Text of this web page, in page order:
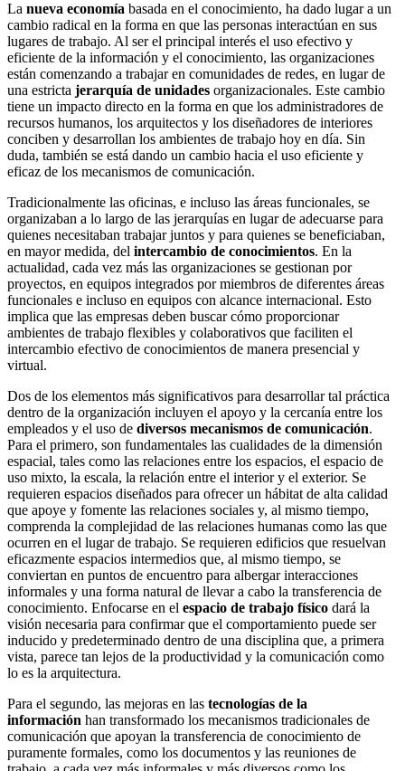
La nueva economía basada en el conocimiento, ha dado lugar a un
cambio radical en la forma en que las personas interactúan en sus
lugares de trabajo. Al ser el principal interés el uso efectivo y
eficiente de la información y el conocimiento, las organizaciones
están comenzando a trabajar en comunidades de redes, en lugar de
una estricta jerarquía de unidades organizacionales. Este cambio
tiene un impacto directo en la forma en que los administradores de
recursos humanos, los arquitectos y los diseñadores de interiores
conciben y desarrollan los ambientes de trabajo hoy en día. Sin
duda, también se está dando un cambio hacia el uso eficiente y
eficaz de los mecanismos de comunicación.
Tradicionalmente las oficinas, e incluso las áreas funcionales, se
organizaban a lo largo de las jerarquías en lugar de adecuarse para
quienes necesitaban trabajar juntos y para quienes se beneficiaban,
en mayor medida, del intercambio de conocimientos. En la
actualidad, cada vez más las organizaciones se gestionan por
proyectos, en equipos integrados por miembros de diferentes áreas
funcionales e incluso en equipos con alcance internacional. Esto
implica que las empresas deben buscar cómo proporcionar
ambientes de trabajo flexibles y colaborativos que faciliten el
intercambio efectivo de conocimientos de manera presencial y
virtual.
Dos de los elementos más significativos para desarrollar tal práctica
dentro de la organización incluyen el apoyo y la cercanía entre los
empleados y el uso de diversos mecanismos de comunicación.
Para el primero, son fundamentales las cualidades de la dimensión
espacial, tales como las relaciones entre los espacios, el espacio de
uso mixto, la escala, la relación entre el interior y el exterior. Se
requieren espacios diseñados para ofrecer un hábitat de alta calidad
que apoye y fomente las relaciones sociales y, al mismo tiempo,
comprenda la complejidad de las relaciones humanas como las que
ocurren en el lugar de trabajo. Se requieren edificios que resuelvan
eficazmente espacios intermedios que, al mismo tiempo, se
conviertan en puntos de encuentro para albergar interacciones
informales y una forma natural de llevar a cabo la transferencia de
conocimiento. Enfocarse en el espacio de trabajo físico dará la
visión necesaria para confirmar que el comportamiento puede ser
inducido y predeterminado dentro de una disciplina que, a primera
vista, parece tan lejos de la productividad y la comunicación como
lo es la arquitectura.
Para el segundo, las mejoras en las tecnologías de la
información han transformado los mecanismos tradicionales de
comunicación que apoyan la transferencia de conocimiento de
puramente formales, como los documentos y las reuniones de